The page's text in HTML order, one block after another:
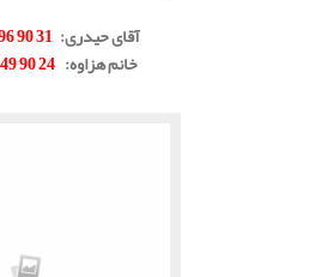
آقای حیدری:
31 90 296 0912
خانم هزاوه:
24 90 649 0902